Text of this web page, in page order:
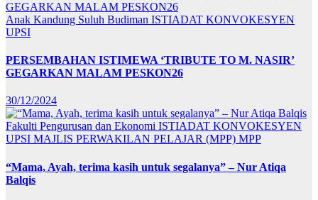
Anak Kandung Suluh Budiman ISTIADAT KONVOKESYEN
UPSI
PERSEMBAHAN ISTIMEWA ‘TRIBUTE TO M. NASIR’
GEGARKAN MALAM PESKON26
30/12/2024
Fakulti Pengurusan dan Ekonomi ISTIADAT KONVOKESYEN
UPSI MAJLIS PERWAKILAN PELAJAR (MPP) MPP
“Mama, Ayah, terima kasih untuk segalanya” – Nur Atiqa
Balqis